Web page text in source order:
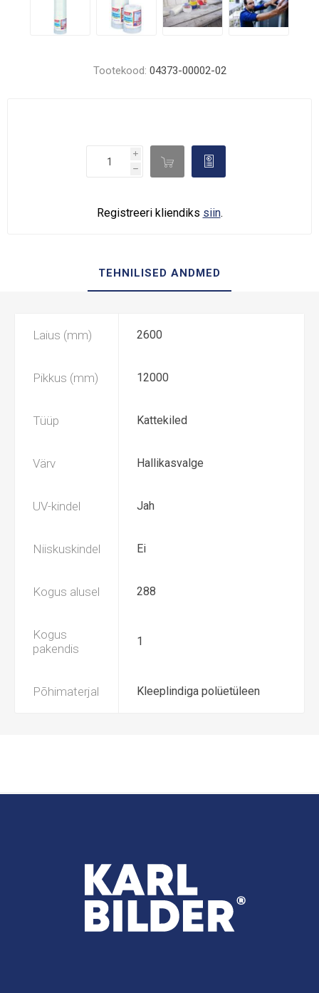
Tootekood: 04373-00002-02
i
h
d 
Registreeri kliendiks siin.
TEHNILISED ANDMED
Laius (mm) 2600
Pikkus (mm) 12000
Tüüp Kattekiled
Värv Hallikasvalge
UV-kindel Jah
Niiskuskindel Ei
Kogus alusel 288
Kogus
pakendis
1
Põhimaterjal Kleeplindiga polüetüleen